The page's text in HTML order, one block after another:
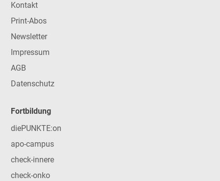
Kontakt
Print-Abos
Newsletter
Impressum
AGB
Datenschutz
Fortbildung
diePUNKTE:on
apo-campus
check-innere
check-onko